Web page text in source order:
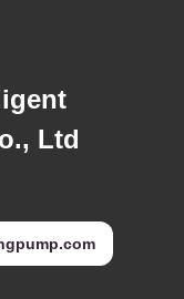
Ltd